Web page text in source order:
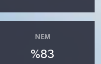
NEM
%83